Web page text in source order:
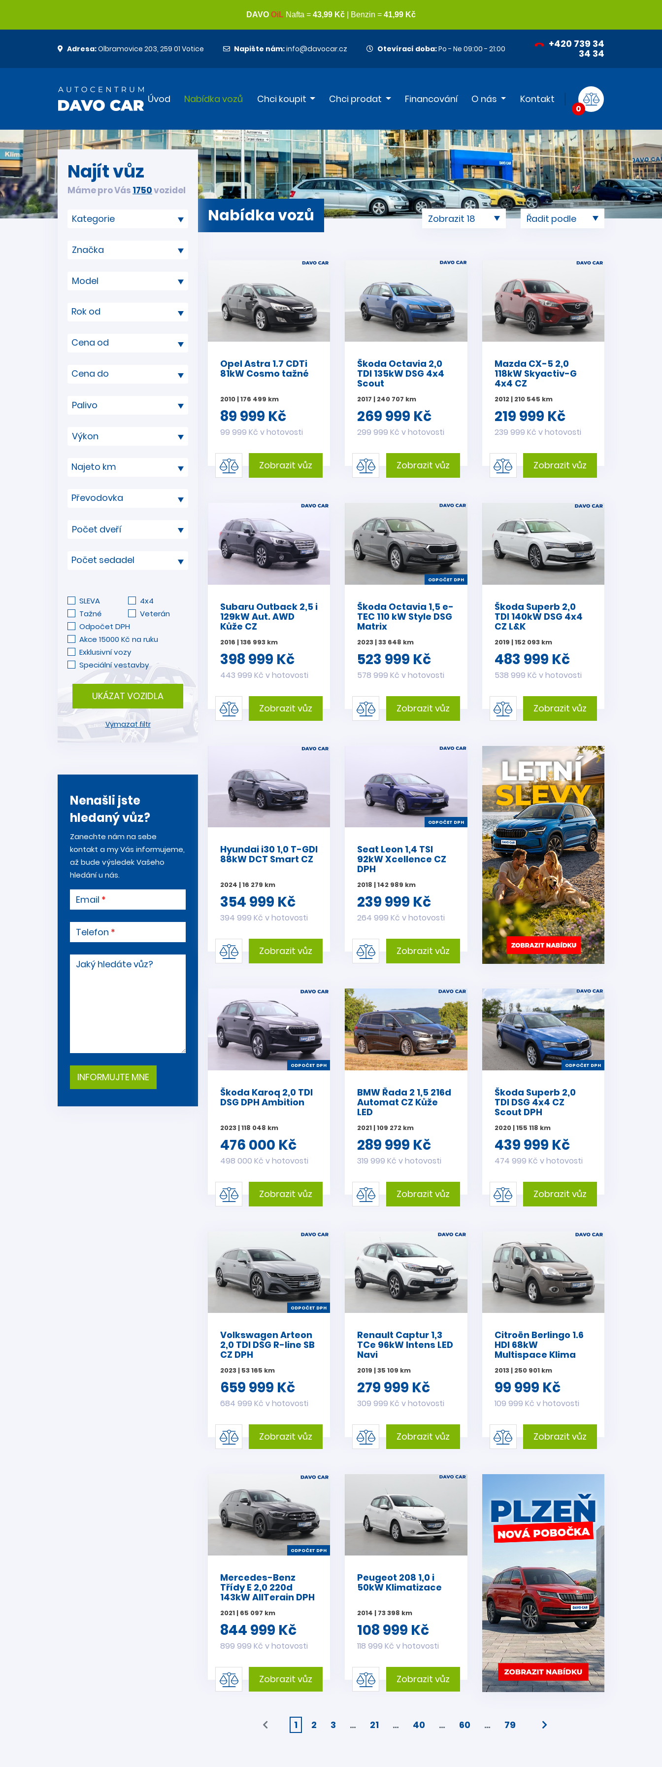
Adresa:Olbramovice 203, 259 01 Votice Napište nám:info@davocar.cz Otevírací doba:Po - Ne 09:00 - 21:00 +420 739 34
34 34
Úvod Nabídka vozů Chci koupit Chci prodat Financování O nás Kontakt
0
Nabídka vozů
Najít vůz
Máme pro Vás 1750vozidel
Rok od
Cena od
Cena do
Najeto km
Převodovka
Počet sedadel
SLEVA
4x4
Tažné
Veterán
Odpočet DPH
Akce 15000 Kč na ruku
Exklusivní vozy
Speciální vestavby
UKÁZAT VOZIDLA
Vymazat filtr
Nenašli jste
hledaný vůz?
Zanechte nám na sebe
kontakt a my Vás informujeme,
až bude výsledek Vašeho
hledání u nás.
Email
Telefon
Jaký hledáte vůz?
Opel Astra 1.7 CDTi
81kW Cosmo tažné
2010 | 176 499 km
89 999 Kč
99 999 Kč v hotovosti
Zobrazit vůz
Škoda Octavia 2,0
TDI 135kW DSG 4x4
Scout
2017 | 240 707 km
269 999 Kč
299 999 Kč v hotovosti
Zobrazit vůz
Mazda CX-5 2,0
118kW Skyactiv-G
4x4 CZ
2012 | 210 545 km
219 999 Kč
239 999 Kč v hotovosti
Zobrazit vůz
Subaru Outback 2,5 i
129kW Aut. AWD
Kůže CZ
2016 | 136 993 km
398 999 Kč
443 999 Kč v hotovosti
Zobrazit vůz
ODPOČET DPH
Škoda Octavia 1,5 e-
TEC 110 kW Style DSG
Matrix
2023 | 33 648 km
523 999 Kč
578 999 Kč v hotovosti
Zobrazit vůz
Škoda Superb 2,0
TDI 140kW DSG 4x4
CZ L&K
2019 | 152 093 km
483 999 Kč
538 999 Kč v hotovosti
Zobrazit vůz
Hyundai i30 1,0 T-GDI
88kW DCT Smart CZ
2024 | 16 279 km
354 999 Kč
394 999 Kč v hotovosti
Zobrazit vůz
ODPOČET DPH
Seat Leon 1,4 TSI
92kW Xcellence CZ
DPH
2018 | 142 989 km
239 999 Kč
264 999 Kč v hotovosti
Zobrazit vůz
ODPOČET DPH
Škoda Karoq 2,0 TDI
DSG DPH Ambition
2023 | 118 048 km
476 000 Kč
498 000 Kč v hotovosti
Zobrazit vůz
BMW Řada 2 1,5 216d
Automat CZ Kůže
LED
2021 | 109 272 km
289 999 Kč
319 999 Kč v hotovosti
Zobrazit vůz
ODPOČET DPH
Škoda Superb 2,0
TDI DSG 4x4 CZ
Scout DPH
2020 | 155 118 km
439 999 Kč
474 999 Kč v hotovosti
Zobrazit vůz
ODPOČET DPH
Volkswagen Arteon
2,0 TDI DSG R-line SB
CZ DPH
2023 | 53 165 km
659 999 Kč
684 999 Kč v hotovosti
Zobrazit vůz
Renault Captur 1,3
TCe 96kW Intens LED
Navi
2019 | 35 109 km
279 999 Kč
309 999 Kč v hotovosti
Zobrazit vůz
Citroën Berlingo 1.6
HDI 68kW
Multispace Klima
2013 | 250 901 km
99 999 Kč
109 999 Kč v hotovosti
Zobrazit vůz
ODPOČET DPH
Mercedes-Benz
Třídy E 2,0 220d
143kW AllTerain DPH
2021 | 65 097 km
844 999 Kč
899 999 Kč v hotovosti
Zobrazit vůz
Peugeot 208 1,0 i
50kW Klimatizace
2014 | 73 398 km
108 999 Kč
118 999 Kč v hotovosti
Zobrazit vůz
1 2 3 … 21 … 40 … 60 … 79